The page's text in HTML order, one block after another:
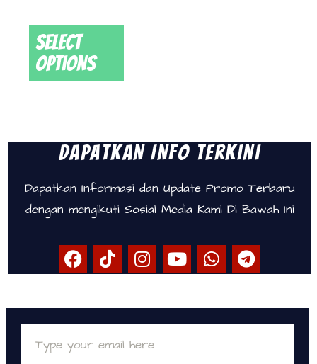
Select
options
Dapatkan Info Terkini
Dapatkan Informasi dan Update Promo Terbaru
dengan mengikuti Sosial Media Kami Di Bawah Ini